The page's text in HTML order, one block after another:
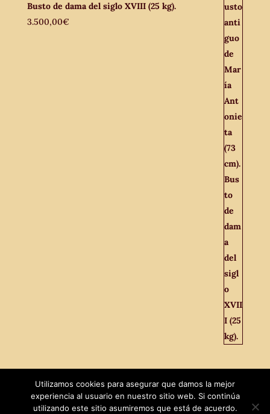
Busto de dama del siglo XVIII (25 kg).
3.500,00€
Utilizamos cookies para asegurar que damos la mejor
experiencia al usuario en nuestro sitio web. Si continúa
utilizando este sitio asumiremos que está de acuerdo.